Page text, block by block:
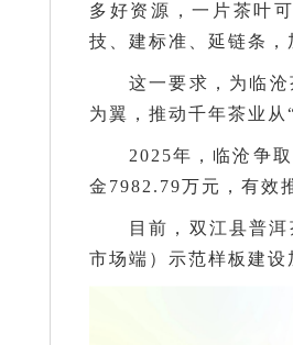
多好资源，一片茶叶
技、建标准、延链条
这一要求，为临
为翼，推动千年茶业
2025年，临沧争
金7982.79万元，有效
目前，双江县普
市场端）示范样板建